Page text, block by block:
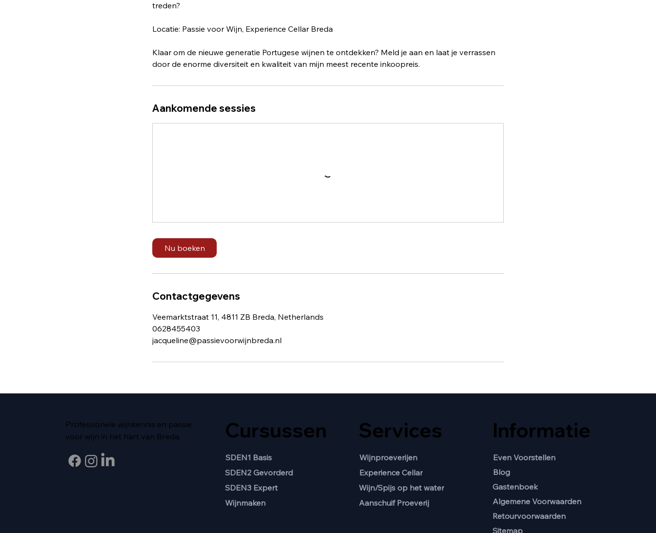
treden?
Locatie: Passie voor Wijn, Experience Cellar Breda
Klaar om de nieuwe generatie Portugese wijnen te ontdekken? Meld je aan en laat je verrassen
door de enorme diversiteit en kwaliteit van mijn meest recente inkoopreis.
Aankomende sessies
Nu boeken
Contactgegevens
Veemarktstraat 11, 4811 ZB Breda, Netherlands
0628455403
jacqueline@passievoorwijnbreda.nl
Professionele wijnkennis en passie
voor wijn in het hart van Breda.
Cursussen
SDEN1 Basis
SDEN2 Gevorderd
SDEN3 Expert
Wijnmaken
Services
Wijnproeverijen
Experience Cellar
Wijn/Spijs op het water
Aanschuif Proeverij
Informatie
Even Voorstellen
Blog
Gastenboek
Algemene Voorwaarden
Retourvoorwaarden
Sitemap